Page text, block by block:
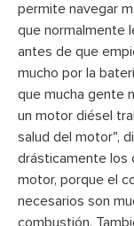
permite navegar
que normalmente
antes de que
mucho por la
que mucha gente
un motor diésel
salud del motor",
drásticamente los
motor, porque el
necesarios son
combustión.